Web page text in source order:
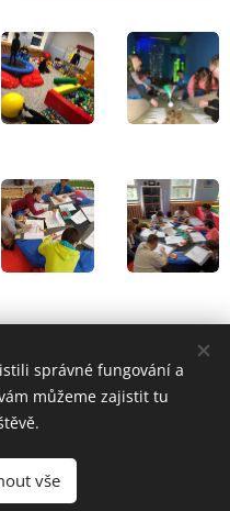
Praktická škola, Trutnov
541 02
Čeština
správné fungování a
můžeme zajistit tu
vše